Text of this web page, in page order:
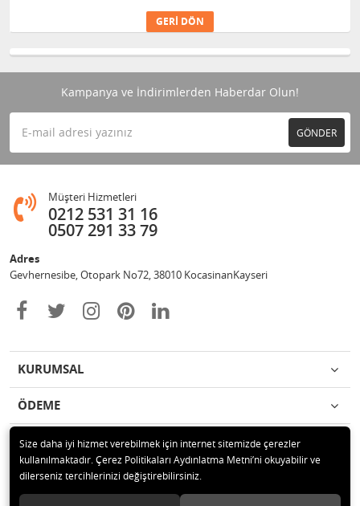
GERI DÖN
Kampanya ve İndirimlerden Haberdar Olun!
GÖNDER
Müşteri Hizmetleri
0212 531 31 16
0507 291 33 79
Adres
Gevhernesibe, Otopark No72, 38010 KocasinanKayseri
KURUMSAL
ÖDEME
İLETİŞİM
© 2020 Çağrı Medikal Tekerlekli Sandalye Mağazası Tüm hakları saklıdır.
Size daha iyi hizmet verebilmek için internet sitemizde çerezler
kullanılmaktadır. Çerez Politikaları Aydınlatma Metni’ni okuyabilir ve
dilerseniz tercihlerinizi değiştirebilirsiniz.